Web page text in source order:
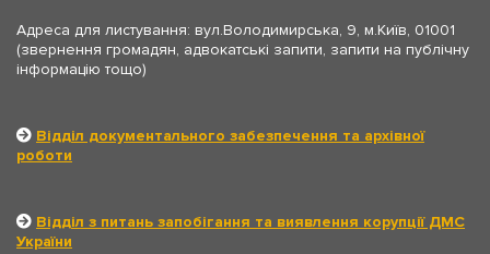
Адреса для листування: вул.Володимирська, 9, м.Київ, 01001
(звернення громадян, адвокатські запити, запити на публічну
інформацію тощо)
Відділ документального забезпечення та архівної
роботи
Відділ з питань запобігання та виявлення корупції ДМС
України